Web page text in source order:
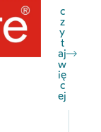
c
z
y
t
aj
w
ię
c
ej